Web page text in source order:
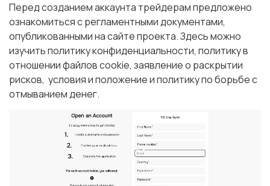
Перед созданием аккаунта трейдерам предложено
ознакомиться с регламентными документами,
опубликованными на сайте проекта. Здесь можно
изучить политику конфиденциальности, политику в
отношении файлов cookie, заявление о раскрытии
рисков, условия и положение и политику по борьбе с
отмыванием денег.